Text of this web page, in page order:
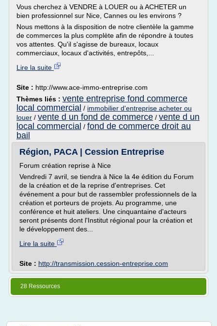
Vous cherchez à VENDRE à LOUER ou à ACHETER un
bien professionnel sur Nice, Cannes ou les environs ?
Nous mettons à la disposition de notre clientèle la gamme
de commerces la plus complète afin de répondre à toutes
vos attentes. Qu'il s'agisse de bureaux, locaux
commerciaux, locaux d'activités, entrepôts,...
Lire la suite
Site : http://www.ace-immo-entreprise.com
Thèmes liés : vente entreprise fond commerce
local commercial / immobilier d'entreprise acheter ou
louer / vente d un fond de commerce / vente d un
local commercial / fond de commerce droit au
bail
Région, PACA | Cession Entreprise
Forum création reprise à Nice
Vendredi 7 avril, se tiendra à Nice la 4e édition du Forum
de la création et de la reprise d'entreprises. Cet
événement a pour but de rassembler professionnels de la
création et porteurs de projets. Au programme, une
conférence et huit ateliers. Une cinquantaine d'acteurs
seront présents dont l'Institut régional pour la création et
le développement des...
Lire la suite
Site : http://transmission.cession-entreprise.com
28 Ressources